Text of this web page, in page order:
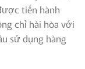
tiến hành
chỉ hài hòa với
sử dụng hàng